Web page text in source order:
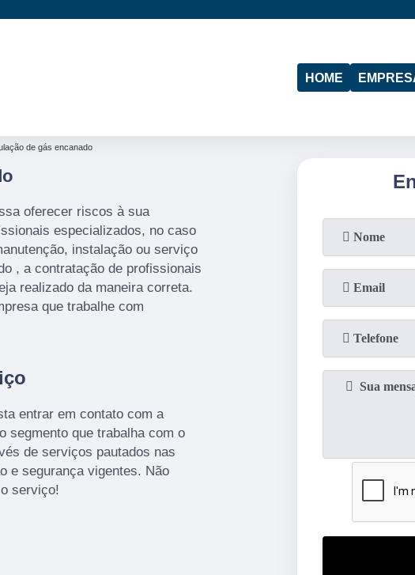
HOME
de gás encanado
oferecer riscos à sua
especializados, no caso
instalação ou serviço
, a contratação de profissionais
realizado da maneira correta.
que trabalhe com
entrar em contato com a
segmento que trabalha com o
de serviços pautados nas
e segurança vigentes. Não
serviço!